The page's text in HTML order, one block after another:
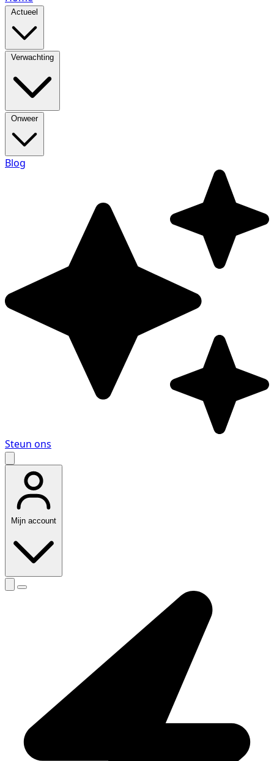
Actueel
Verwachting
Onweer
Blog
Steun ons
Mijn account